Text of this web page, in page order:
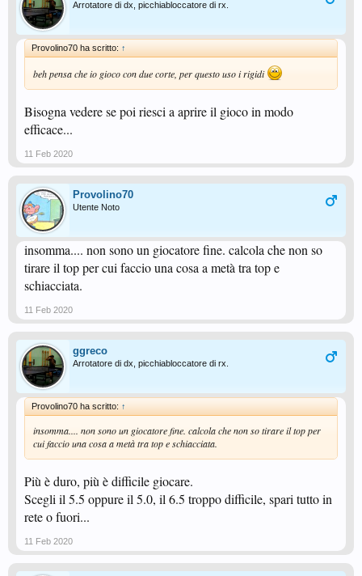
Arrotatore di dx, picchiabloccatore di rx.
Provolino70 ha scritto: ↑
beh pensa che io gioco con due corte, per questo uso i rigidi
Bisogna vedere se poi riesci a aprire il gioco in modo
efficace...
11 Feb 2020
Provolino70
Utente Noto
insomma.... non sono un giocatore fine. calcola che non so
tirare il top per cui faccio una cosa a metà tra top e
schiacciata.
11 Feb 2020
ggreco
Arrotatore di dx, picchiabloccatore di rx.
Provolino70 ha scritto: ↑
insomma.... non sono un giocatore fine. calcola che non so tirare il top per
cui faccio una cosa a metà tra top e schiacciata.
Più è duro, più è difficile giocare.
Scegli il 5.5 oppure il 5.0, il 6.5 troppo difficile, spari tutto in
rete o fuori...
11 Feb 2020